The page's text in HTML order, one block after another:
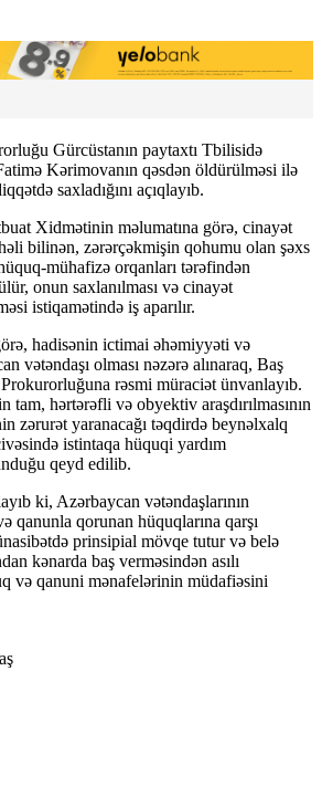
Gürcüstanın paytaxtı Tbilisidə
Kərimovanın qəsdən öldürülməsi ilə
saxladığını açıqlayıb.
Xidmətinin məlumatına görə, cinayət
bilinən, zərərçəkmişin qohumu olan şəxs
mühafizə orqanları tərəfindən
onun saxlanılması və cinayət
istiqamətində iş aparılır.
hadisənin ictimai əhəmiyyəti və
vətəndaşı olması nəzərə alınaraq, Baş
rəsmi müraciət ünvanlayıb.
tam, hərtərəfli və obyektiv araşdırılmasının
zərurət yaranacağı təqdirdə beynəlxalq
istintaqa hüquqi yardım
qeyd edilib.
ki, Azərbaycan vətəndaşlarının
qanunla qorunan hüquqlarına qarşı
prinsipial mövqe tutur və belə
kənarda baş verməsindən asılı
və qanuni mənafelərinin müdafiəsini